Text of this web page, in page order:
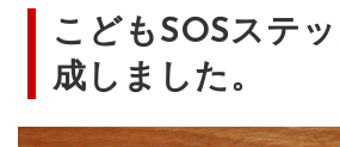
こどもSOSステ
成しました。